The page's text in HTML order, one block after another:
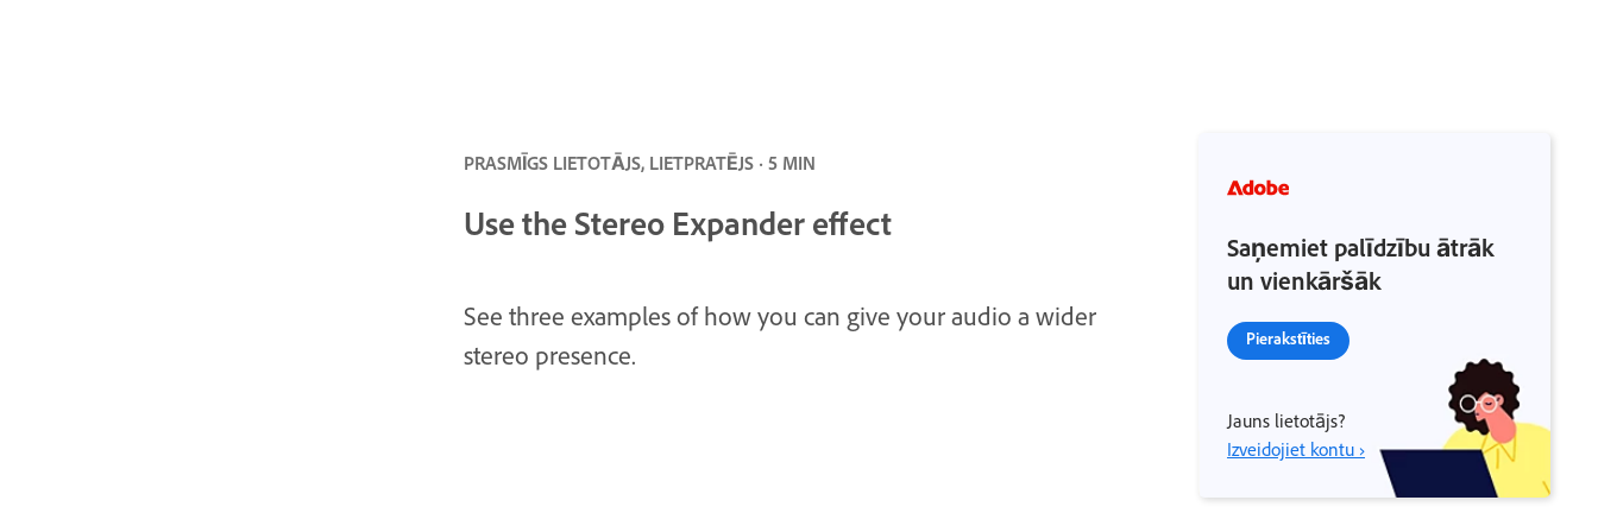
PRASMĪGS LIETOTĀJS, LIETPRATĒJS · 5 MIN
Use the Stereo Expander effect
See three examples of how you can give your audio a wider
stereo presence.
Saņemiet palīdzību ātrāk
un vienkāršāk
Pierakstīties
Jauns lietotājs?
Izveidojiet kontu ›